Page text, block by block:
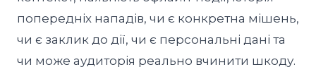
попередніх нападів, чи є конкретна мішень,
чи є заклик до дії, чи є персональні дані та
чи може аудиторія реально вчинити шкоду.